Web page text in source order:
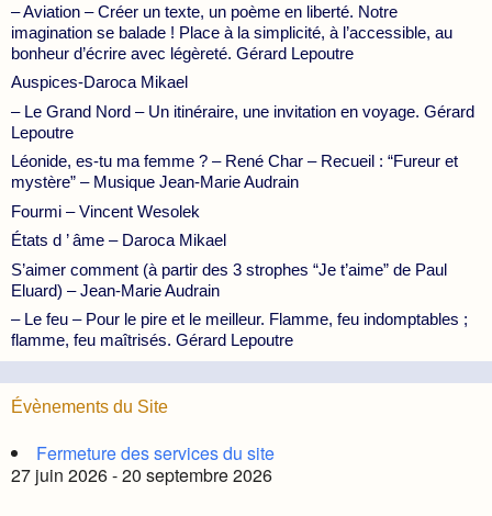
– Aviation – Créer un texte, un poème en liberté. Notre
imagination se balade ! Place à la simplicité, à l’accessible, au
bonheur d’écrire avec légèreté. Gérard Lepoutre
Auspices-Daroca Mikael
– Le Grand Nord – Un itinéraire, une invitation en voyage. Gérard
Lepoutre
Léonide, es-tu ma femme ? – René Char – Recueil : “Fureur et
mystère” – Musique Jean-Marie Audrain
Fourmi – Vincent Wesolek
États d ’ âme – Daroca Mikael
S’aimer comment (à partir des 3 strophes “Je t’aime” de Paul
Eluard) – Jean-Marie Audrain
– Le feu – Pour le pire et le meilleur. Flamme, feu indomptables ;
flamme, feu maîtrisés. Gérard Lepoutre
Évènements du Site
Fermeture des services du site
27 juin 2026 - 20 septembre 2026